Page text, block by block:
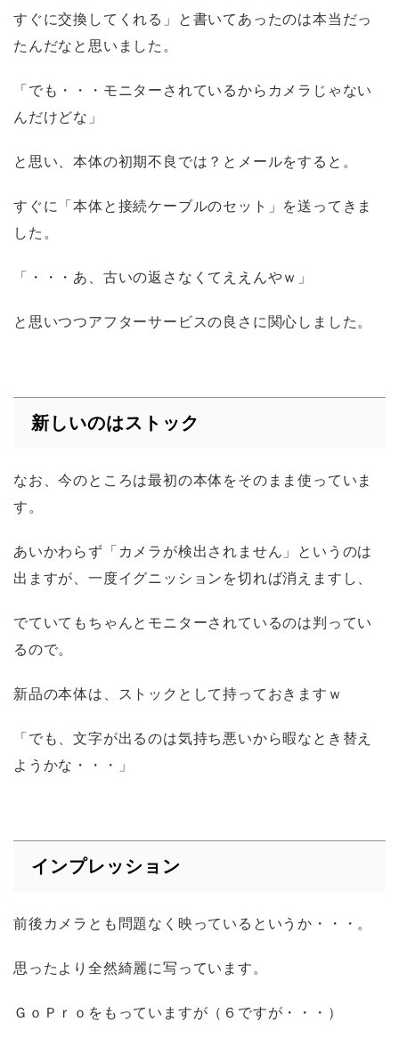
すぐに交換してくれる」と書いてあったのは本当だっ
たんだなと思いました。
「でも・・・モニターされているからカメラじゃない
んだけどな」
と思い、本体の初期不良では？とメールをすると。
すぐに「本体と接続ケーブルのセット」を送ってきま
した。
「・・・あ、古いの返さなくてええんやｗ」
と思いつつアフターサービスの良さに関心しました。
新しいのはストック
なお、今のところは最初の本体をそのまま使っていま
す。
あいかわらず「カメラが検出されません」というのは
出ますが、一度イグニッションを切れば消えますし、
でていてもちゃんとモニターされているのは判ってい
るので。
新品の本体は、ストックとして持っておきますｗ
「でも、文字が出るのは気持ち悪いから暇なとき替え
ようかな・・・」
インプレッション
前後カメラとも問題なく映っているというか・・・。
思ったより全然綺麗に写っています。
ＧｏＰｒｏをもっていますが（６ですが・・・）